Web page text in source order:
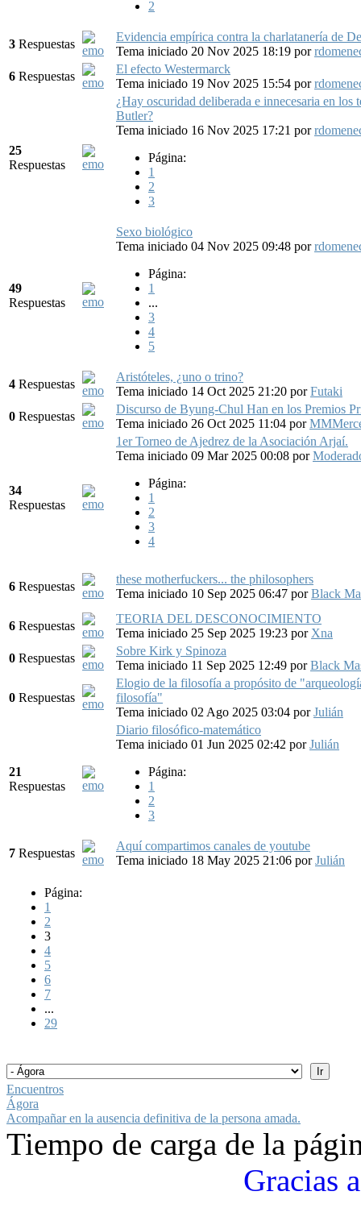
2
3 Respuestas
Evidencia empírica contra la charlatanería de
Tema iniciado 20 Nov 2025 18:19 por
6 Respuestas
El efecto Westermarck
Tema iniciado 19 Nov 2025 15:54 por
25
Respuestas
¿Hay oscuridad deliberada e innecesaria en los
Butler?
Tema iniciado 16 Nov 2025 17:21 por
Página:
1
2
3
49
Respuestas
Sexo biológico
Tema iniciado 04 Nov 2025 09:48 por
Página:
1
...
3
4
5
4 Respuestas
Aristóteles, ¿uno o trino?
Tema iniciado 14 Oct 2025 21:20 porFutaki
0 Respuestas
Discurso de Byung-Chul Han en los Premios
Tema iniciado 26 Oct 2025 11:04 por
34
Respuestas
1er Torneo de Ajedrez de la Asociación Arjaí.
Tema iniciado 09 Mar 2025 00:08 por
Página:
1
2
3
4
6 Respuestas
these motherfuckers... the philosophers
Tema iniciado 10 Sep 2025 06:47 porBlack
6 Respuestas
TEORIA DEL DESCONOCIMIENTO
Tema iniciado 25 Sep 2025 19:23 por Xna
0 Respuestas
Sobre Kirk y Spinoza
Tema iniciado 11 Sep 2025 12:49 porBlack
0 Respuestas
Elogio de la filosofía a propósito de
filosofía"
Tema iniciado 02 Ago 2025 03:04 porJulián
21
Respuestas
Diario filosófico-matemático
Tema iniciado 01 Jun 2025 02:42 porJulián
Página:
1
2
3
7 Respuestas
Aquí compartimos canales de youtube
Tema iniciado 18 May 2025 21:06 porJulián
Página:
1
2
3
4
5
6
7
...
29
Encuentros
Ágora
Acompañar en la ausencia definitiva de la persona amada.
Tiempo de carga de la
Gracias a